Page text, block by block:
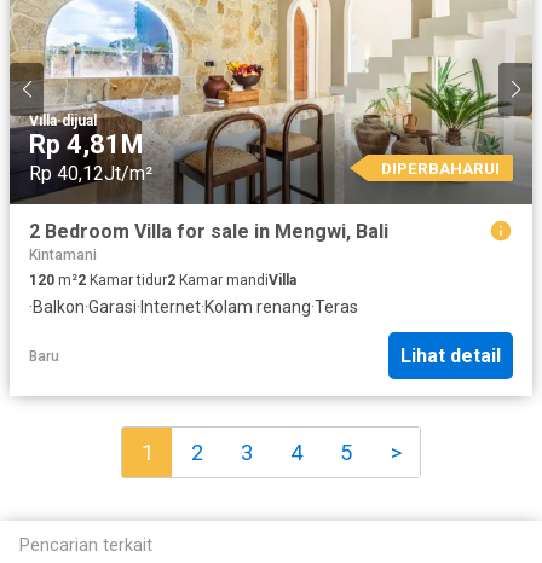
Villa·dijual
Rp 4,81M
Rp 40,12Jt/m² DIPERBAHARUI
2 Bedroom Villa for sale in Mengwi, Bali
Kintamani
120 m²2 Kamar tidur2 Kamar mandiVilla
·Balkon·Garasi· Internet·Kolam renang·Teras
Baru Lihat detail
1 2 3 4 5 >
Pencarian terkait